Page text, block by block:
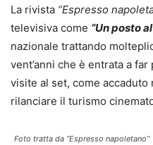
La rivista “Espresso
televisiva come “Un posto
nazionale trattando
vent’anni che è entrata a
visite al set, come
rilanciare il turismo
Foto tratta da “Espresso napoletano”